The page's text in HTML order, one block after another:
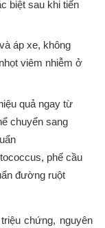
biệt sau khi tiến
áp xe, không
viêm nhiễm ở
quả ngay từ
chuyển sang
phế cầu
đường ruột
chứng, nguyên